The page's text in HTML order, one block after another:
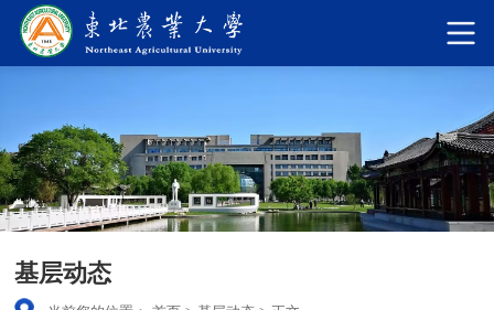
基层动态